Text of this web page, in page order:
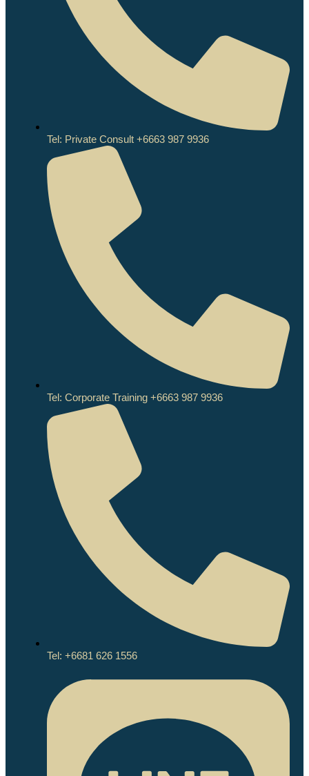
Tel: Private Consult +6663 987 9936
Tel: Corporate Training +6663 987 9936
Tel: +6681 626 1556
GALLUP-CLIFTONSTRENGTHS
PUBLIC WORKSHOPS
CORPORATE TRAINING
StrengthsFinder / CliftonStrengths Workshop
Team Building
Team Synergy Building with